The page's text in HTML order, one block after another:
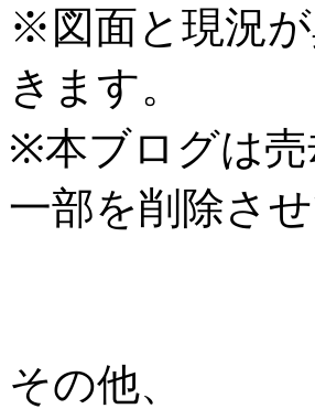
※図面と現況
きます。
※本ブログは売
一部を削除さ
その他、